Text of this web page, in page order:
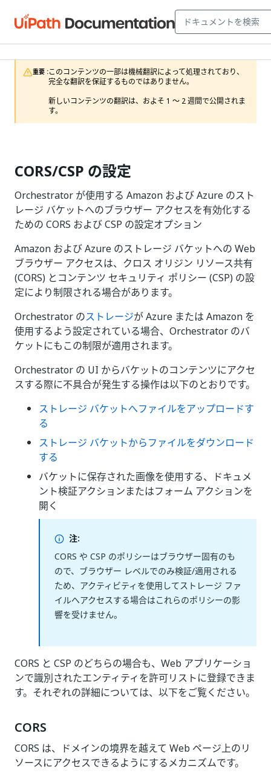
重要 :このコンテンツの一部は機械翻訳によって処理されており、
完全な翻訳を保証するものではありません。
新しいコンテンツの翻訳は、およそ 1 ～ 2 週間で公開されま
す。
CORS/CSP の設定
Orchestrator が使用する Amazon および Azure のスト
レージ バケットへのブラウザー アクセスを有効化する
ための CORS および CSP の設定オプション
Amazon および Azure のストレージ バケットへの Web
ブラウザー アクセスは、クロス オリジン リソース共有
(CORS) とコンテンツ セキュリティ ポリシー (CSP) の設
定により制限される場合があります。
Orchestrator のストレージが Azure または Amazon を
使用するよう設定されている場合、Orchestrator のバ
ケットにもこの制限が適用されます。
Orchestrator の UI からバケットのコンテンツにアクセ
スする際に不具合が発生する操作は以下のとおりです。
ストレージ バケットへファイルをアップロードす
る
ストレージ バケットからファイルをダウンロード
する
バケットに保存された画像を使用する、ドキュメ
ント検証アクションまたはフォーム アクションを
開く
注:
CORS や CSP のポリシーはブラウザー固有のも
ので、ブラウザー レベルでのみ検証/適用される
ため、アクティビティを使用してストレージ ファ
イルへアクセスする場合はこれらのポリシーの影
響を受けません。
CORS と CSP のどちらの場合も、Web アプリケーショ
ンで識別されたエンティティを許可リストに登録できま
す。それぞれの詳細については、以下をご覧ください。
CORS
CORS は、ドメインの境界を越えて Web ページ上のリ
ソースにアクセスできるようにするメカニズムです。